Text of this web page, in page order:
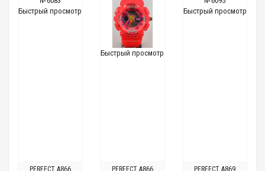
Быстрый просмотр
PERFECT A866
Быстрый просмотр
PERFECT A866
Быстрый просмотр
PERFECT A869